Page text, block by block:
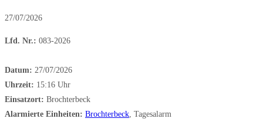
27/07/2026
Lfd. Nr.: 083-2026
Datum: 27/07/2026
Uhrzeit: 15:16 Uhr
Einsatzort: Brochterbeck
Alarmierte Einheiten: Brochterbeck, Tagesalarm